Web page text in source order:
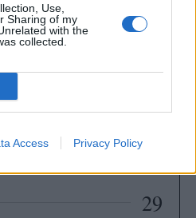
Use,
Sharing of my
with the
collected.
Access Privacy Policy
29